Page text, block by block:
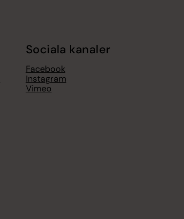
Sociala kanaler
Facebook
Instagram
Vimeo